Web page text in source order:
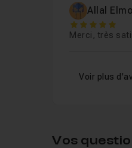
Allal
5
Merci, très
Voir plus
Vos